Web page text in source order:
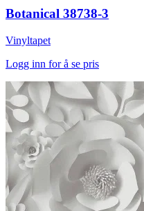
Botanical 38738-3
Vinyltapet
Logg inn for å se pris